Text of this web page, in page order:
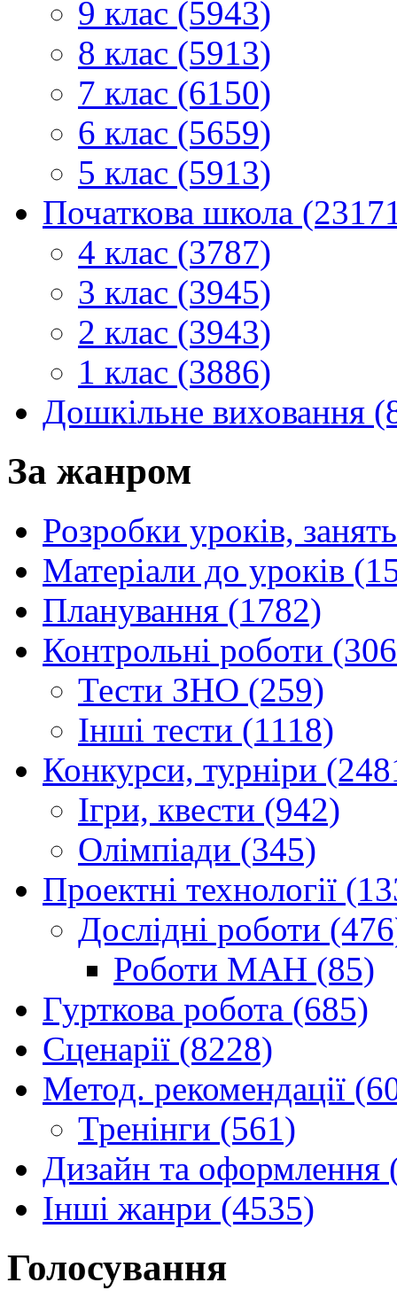
9 клас (5943)
8 клас (5913)
7 клас (6150)
6 клас (5659)
5 клас (5913)
Початкова школа
4 клас (3787)
3 клас (3945)
2 клас (3943)
1 клас (3886)
Дошкільне виховання
За жанром
Розробки уроків,
Матеріали до уроків
Планування (1782)
Контрольні роботи
Тести ЗНО (259)
Інші тести (1118)
Конкурси, турніри
Ігри, квести (942)
Олімпіади (345)
Проектні технології
Дослідні роботи
Роботи МАН (85)
Гурткова робота (685)
Сценарії (8228)
Метод. рекомендації
Тренінги (561)
Дизайн та оформлення
Інші жанри (4535)
Голосування